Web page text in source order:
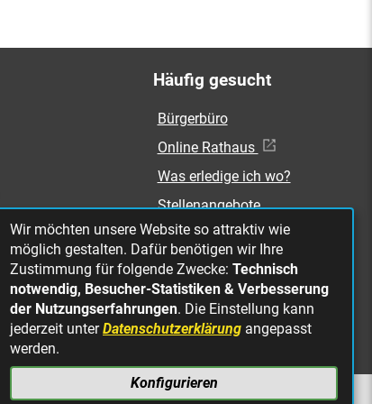
Häufig gesucht
Bürgerbüro
Online Rathaus
Was erledige ich wo?
Stellenangebote
Mängelmeldung
Straßenbeleuchtung
defekt
NACH OBEN
Wir möchten unsere Website so attraktiv wie
möglich gestalten. Dafür benötigen wir Ihre
Zustimmung für folgende Zwecke: Technisch
notwendig, Besucher-Statistiken & Verbesserung
der Nutzungserfahrungen. Die Einstellung kann
jederzeit unterDatenschutzerklärung angepasst
werden.
Konfigurieren